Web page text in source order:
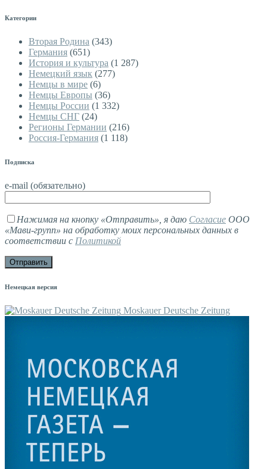
Категории
Вторая Родина (343)
Германия (651)
История и культура (1 287)
Немецкий язык (277)
Немцы в мире (6)
Немцы Европы (36)
Немцы России (1 332)
Немцы СНГ (24)
Регионы Германии (216)
Россия-Германия (1 118)
Подписка
e-mail (обязательно)
Нажимая на кнопку «Отправить», я даю Согласие ООО
«Мави-групп» на обработку моих персональных данных в
соответствии с Политикой
Немецкая версия
Moskauer Deutsche Zeitung